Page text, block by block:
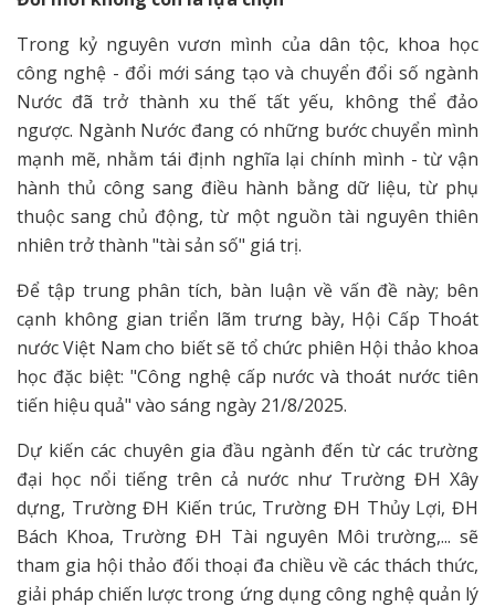
Trong kỷ nguyên vươn mình của dân tộc, khoa học
công nghệ - đổi mới sáng tạo và chuyển đổi số ngành
Nước đã trở thành xu thế tất yếu, không thể đảo
ngược. Ngành Nước đang có những bước chuyển mình
mạnh mẽ, nhằm tái định nghĩa lại chính mình - từ vận
hành thủ công sang điều hành bằng dữ liệu, từ phụ
thuộc sang chủ động, từ một nguồn tài nguyên thiên
nhiên trở thành "tài sản số" giá trị.
Để tập trung phân tích, bàn luận về vấn đề này; bên
cạnh không gian triển lãm trưng bày, Hội Cấp Thoát
nước Việt Nam cho biết sẽ tổ chức phiên Hội thảo khoa
học đặc biệt: "Công nghệ cấp nước và thoát nước tiên
tiến hiệu quả" vào sáng ngày 21/8/2025.
Dự kiến các chuyên gia đầu ngành đến từ các trường
đại học nổi tiếng trên cả nước như Trường ĐH Xây
dựng, Trường ĐH Kiến trúc, Trường ĐH Thủy Lợi, ĐH
Bách Khoa, Trường ĐH Tài nguyên Môi trường,... sẽ
tham gia hội thảo đối thoại đa chiều về các thách thức,
giải pháp chiến lược trong ứng dụng công nghệ quản lý